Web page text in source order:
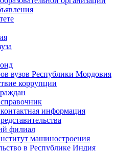
вузов Республики Мордовия
коррупции
информация
филиал
машиностроения
в Республике Индия